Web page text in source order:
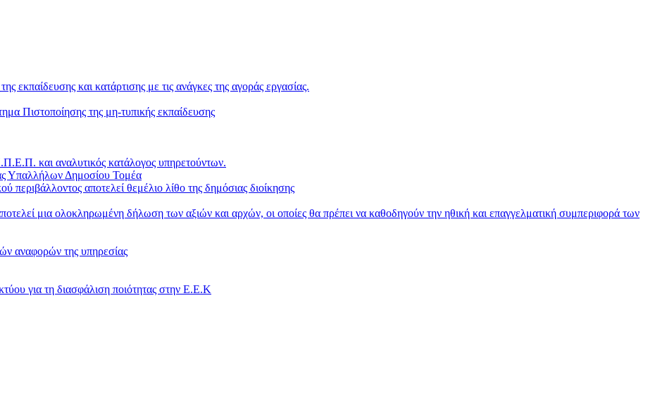
εκπαίδευσης και κατάρτισης με τις ανάγκες της αγοράς εργασίας.
Πιστοποίησης της μη-τυπικής εκπαίδευσης
και αναλυτικός κατάλογος υπηρετούντων.
Υπαλλήλων Δημοσίου Τομέα
περιβάλλοντος αποτελεί θεμέλιο λίθο της δημόσιας διοίκησης
μια ολοκληρωμένη δήλωση των αξιών και αρχών, οι οποίες θα πρέπει να καθοδηγούν την ηθική και επαγγελματική συμπεριφορά των
αναφορών της υπηρεσίας
για τη διασφάλιση ποιότητας στην Ε.Ε.Κ